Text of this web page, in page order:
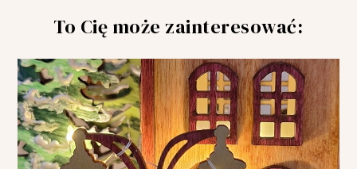
To Cię może zainteresować: